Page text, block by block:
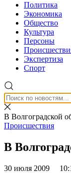
Политика
Экономика
Общество
Культура
Персоны
Экспертиза
Спорт
В Волгоградской
Происшествия
В
30 июля 2009